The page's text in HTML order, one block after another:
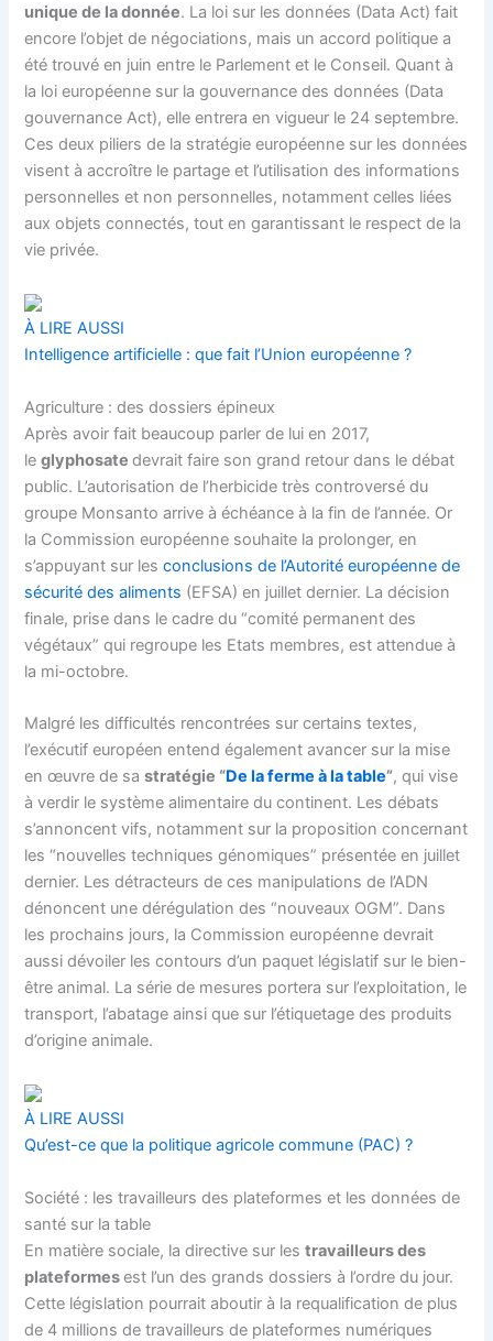
unique de la donnée. La loi sur les données (Data Act) fait
encore l’objet de négociations, mais un accord politique a
été trouvé en juin entre le Parlement et le Conseil. Quant à
la loi européenne sur la gouvernance des données (Data
gouvernance Act), elle entrera en vigueur le 24 septembre.
Ces deux piliers de la stratégie européenne sur les données
visent à accroître le partage et l’utilisation des informations
personnelles et non personnelles, notamment celles liées
aux objets connectés, tout en garantissant le respect de la
vie privée.
À LIRE AUSSI
Intelligence artificielle : que fait l’Union européenne ?
Agriculture : des dossiers épineux
Après avoir fait beaucoup parler de lui en 2017,
leglyphosatedevrait faire son grand retour dans le débat
public. L’autorisation de l’herbicide très controversé du
groupe Monsanto arrive à échéance à la fin de l’année. Or
la Commission européenne souhaite la prolonger, en
s’appuyant sur lesconclusions de l’Autorité européenne de
sécurité des aliments (EFSA) en juillet dernier. La décision
finale, prise dans le cadre du “comité permanent des
végétaux” qui regroupe les Etats membres, est attendue à
la mi-octobre.
Malgré les difficultés rencontrées sur certains textes,
l’exécutif européen entend également avancer sur la mise
en œuvre de sastratégie “De la ferme à la table”, qui vise
à verdir le système alimentaire du continent. Les débats
s’annoncent vifs, notamment sur la proposition concernant
les “nouvelles techniques génomiques” présentée en juillet
dernier. Les détracteurs de ces manipulations de l’ADN
dénoncent une dérégulation des “nouveaux OGM”. Dans
les prochains jours, la Commission européenne devrait
aussi dévoiler les contours d’un paquet législatif sur le bien-
être animal. La série de mesures portera sur l’exploitation, le
transport, l’abatage ainsi que sur l’étiquetage des produits
d’origine animale.
À LIRE AUSSI
Qu’est-ce que la politique agricole commune (PAC) ?
Société : les travailleurs des plateformes et les données de
santé sur la table
En matière sociale, ladirective sur lestravailleurs des
plateformesest l’un des grands dossiers à l’ordre du jour.
Cette législation pourrait aboutir à la requalification de plus
de 4 millions de travailleurs de plateformes numériques